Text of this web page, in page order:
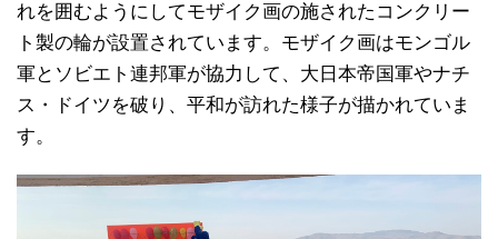
れを囲むようにしてモザイク画の施されたコンクリー
ト製の輪が設置されています。モザイク画はモンゴル
軍とソビエト連邦軍が協力して、大日本帝国軍やナチ
ス・ドイツを破り、平和が訪れた様子が描かれていま
す。